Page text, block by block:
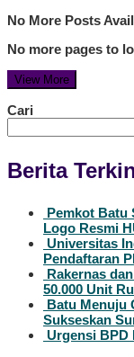
No More Posts
No more pages to
View More
Cari
Berita
Pemkot Batu
Logo Resmi
Universitas
Pendaftaran
Rakernas
50.000 Unit
Batu Menuju
Sukseskan
Urgensi BPD